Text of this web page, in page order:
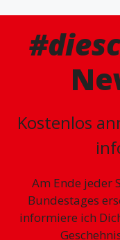
Kostenlos
Am Ende jeder
Bundestages
informiere ich